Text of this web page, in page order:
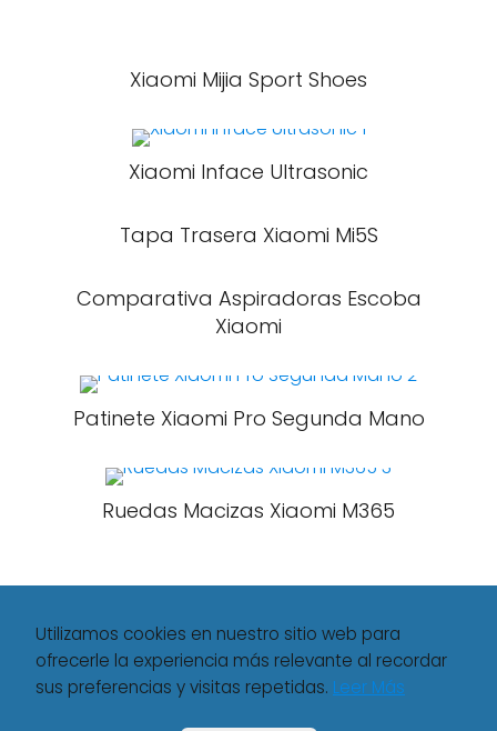
Xiaomi Mijia Sport Shoes
Xiaomi Inface Ultrasonic
Tapa Trasera Xiaomi Mi5S
Comparativa Aspiradoras Escoba
Xiaomi
Patinete Xiaomi Pro Segunda Mano
Ruedas Macizas Xiaomi M365
Utilizamos cookies en nuestro sitio web para
ofrecerle la experiencia más relevante al recordar
sus preferencias y visitas repetidas. Leer Más